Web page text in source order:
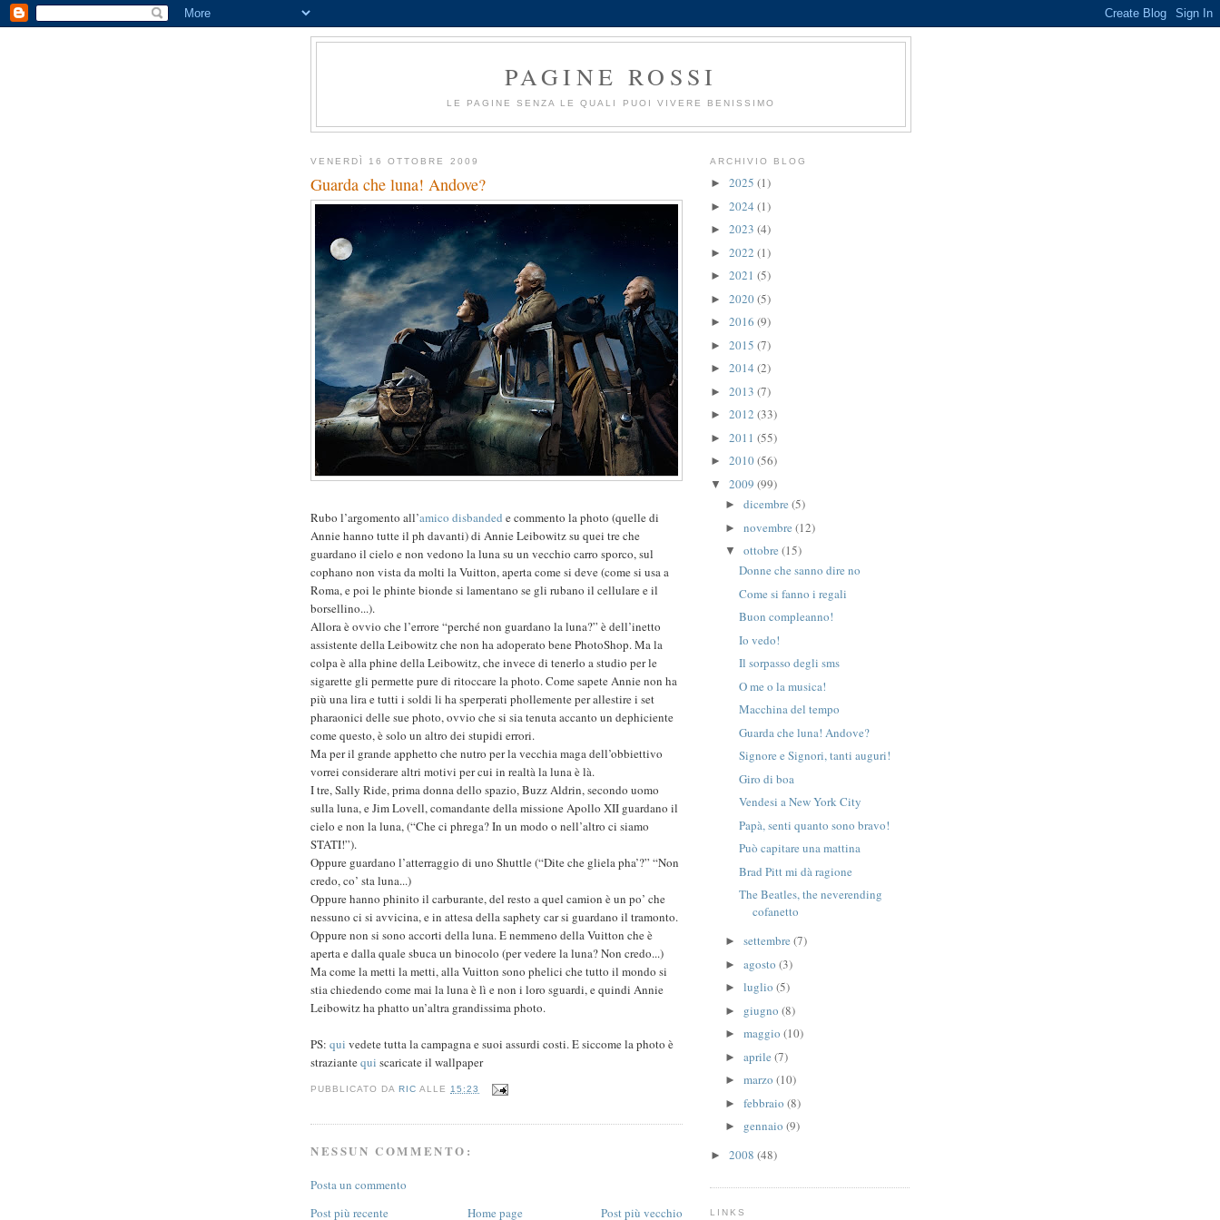
PAGINE ROSSI
LE PAGINE SENZA LE QUALI PUOI VIVERE BENISSIMO
VENERDÌ 16 OTTOBRE 2009
Guarda che luna! Andove?
Rubo l’argomento all’amico disbanded e commento la photo (quelle di
Annie hanno tutte il ph davanti) di Annie Leibowitz su quei tre che
guardano il cielo e non vedono la luna su un vecchio carro sporco, sul
cophano non vista da molti la Vuitton, aperta come si deve (come si usa a
Roma, e poi le phinte bionde si lamentano se gli rubano il cellulare e il
borsellino...).
Allora è ovvio che l’errore “perché non guardano la luna?” è dell’inetto
assistente della Leibowitz che non ha adoperato bene PhotoShop. Ma la
colpa è alla phine della Leibowitz, che invece di tenerlo a studio per le
sigarette gli permette pure di ritoccare la photo. Come sapete Annie non ha
più una lira e tutti i soldi li ha sperperati phollemente per allestire i set
pharaonici delle sue photo, ovvio che si sia tenuta accanto un dephiciente
come questo, è solo un altro dei stupidi errori.
Ma per il grande apphetto che nutro per la vecchia maga dell’obbiettivo
vorrei considerare altri motivi per cui in realtà la luna è là.
I tre, Sally Ride, prima donna dello spazio, Buzz Aldrin, secondo uomo
sulla luna, e Jim Lovell, comandante della missione Apollo XII guardano il
cielo e non la luna, (“Che ci phrega? In un modo o nell’altro ci siamo
STATI!”).
Oppure guardano l’atterraggio di uno Shuttle (“Dite che gliela pha’?” “Non
credo, co’ sta luna...)
Oppure hanno phinito il carburante, del resto a quel camion è un po’ che
nessuno ci si avvicina, e in attesa della saphety car si guardano il tramonto.
Oppure non si sono accorti della luna. E nemmeno della Vuitton che è
aperta e dalla quale sbuca un binocolo (per vedere la luna? Non credo...)
Ma come la metti la metti, alla Vuitton sono phelici che tutto il mondo si
stia chiedendo come mai la luna è lì e non i loro sguardi, e quindi Annie
Leibowitz ha phatto un’altra grandissima photo.
PS: qui vedete tutta la campagna e suoi assurdi costi. E siccome la photo è
straziantequi scaricate il wallpaper
PUBBLICATO DARIC ALLE 15:23
NESSUN COMMENTO:
Posta un commento
Post più recente
Post più vecchio
Home page
ARCHIVIO BLOG
► 2025 (1)
► 2024 (1)
► 2023 (4)
► 2022 (1)
► 2021 (5)
► 2020(5)
► 2016 (9)
► 2015 (7)
► 2014 (2)
► 2013 (7)
► 2012 (33)
► 2011 (55)
► 2010(56)
▼ 2009 (99)
► dicembre (5)
► novembre (12)
▼ ottobre (15)
Donne che sanno dire no
Come si fanno i regali
Buon compleanno!
Io vedo!
Il sorpasso degli sms
O me o la musica!
Macchina del tempo
Guarda che luna! Andove?
Signore e Signori, tanti auguri!
Giro di boa
Vendesi a New York City
Papà, senti quanto sono bravo!
Può capitare una mattina
Brad Pitt mi dà ragione
The Beatles, the neverending
cofanetto
► settembre (7)
► agosto (3)
► luglio (5)
► giugno (8)
► maggio (10)
► aprile (7)
► marzo (10)
► febbraio (8)
► gennaio (9)
► 2008 (48)
LINKS